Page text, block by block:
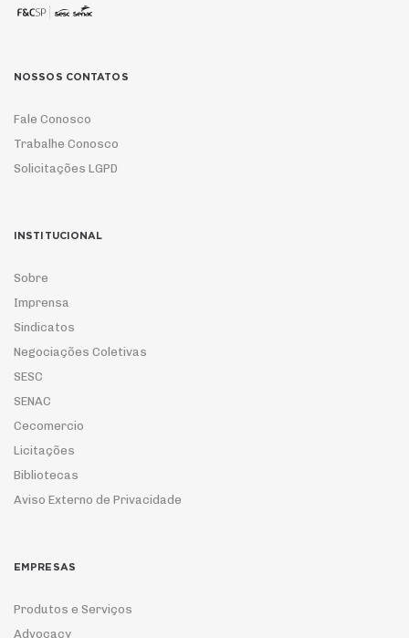
NOSSOS CONTATOS
Fale Conosco
Trabalhe Conosco
Solicitações LGPD
INSTITUCIONAL
Sobre
Imprensa
Sindicatos
Negociações Coletivas
SESC
SENAC
Cecomercio
Licitações
Bibliotecas
Aviso Externo de Privacidade
EMPRESAS
Produtos e Serviços
Advocacy